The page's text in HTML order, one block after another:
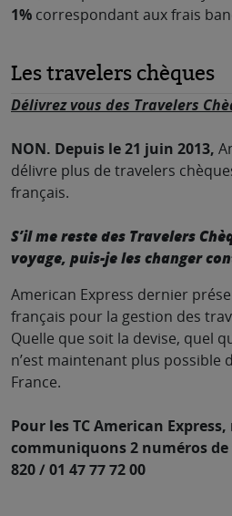
1% correspondant aux frais
Les travelers chèques
Délivrez vous des Travelers
NON. Depuis le 21 juin 2013,
délivre plus de travelers
français.
S’il me reste des Travelers
voyage, puis-je les changer
American Express dernier
français pour la gestion des
Quelle que soit la devise, quel
n’est maintenant plus possible
France.
Pour les TC American
communiquons 2 numéros de
820 / 01 47 77 72 00